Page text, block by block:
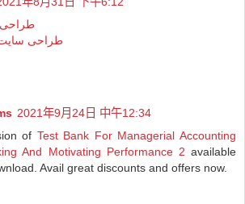
طراحی
2021年9月24日 中午12:34
of Test Bank For Managerial Accounting
And Motivating Performance 2 available
Avail great discounts and offers now.